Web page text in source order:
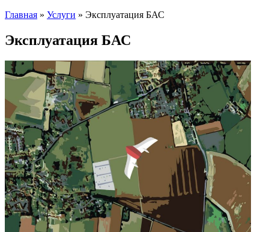
Главная » Услуги » Эксплуатация БАС
Эксплуатация БАС